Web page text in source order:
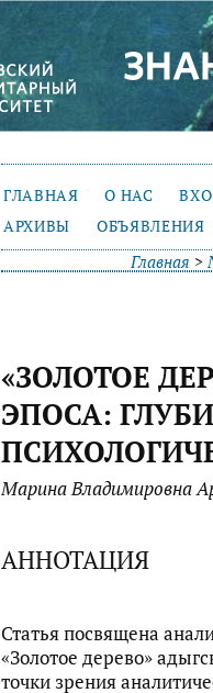
ГЛАВНАЯ О НАС
АРХИВЫ
ОБЪЯВЛЕНИЯ
Главная >
«ЗОЛОТОЕ
ЭПОСА:
Марина Владимировна
АННОТАЦИЯ
Статья посвящена
«Золотое дерево»
точки зрения